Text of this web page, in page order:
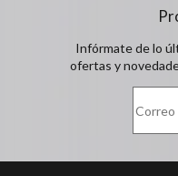
Infórmate de lo
ofertas y